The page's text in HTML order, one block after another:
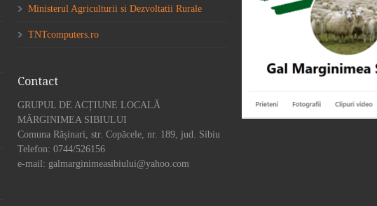
Ministerul Agriculturii si Dezvoltatii Rurale
TNTcomputers.ro
Contact
GRUPUL DE ACȚIUNE LOCALĂ
MĂRGINIMEA SIBIULUI
Comuna Rășinari, str. Copăcele, nr. 189, jud. Sibiu
Telefon: 0744/526156
e-mail: galmarginimeasibiului@yahoo.com